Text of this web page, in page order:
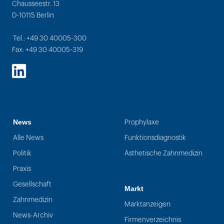
Chausseestr. 13
D-10115 Berlin
Tel.: +49 30 40005-300
Fax: +49 30 40005-319
LinkedIn
News
Alle News
Politik
Praxis
Gesellschaft
Zahnmedizin
News-Archiv
Prophylaxe
Funktionsdiagnostik
Ästhetische Zahnmedizin
Markt
Marktanzeigen
Firmenverzeichnis